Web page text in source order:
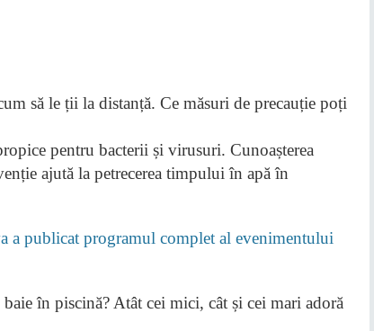
pentru bacterii și virusuri. Cunoașterea
ajută la petrecerea timpului în apă în
a publicat programul complet al evenimentului
în piscină? Atât cei mici, cât și cei mari adoră